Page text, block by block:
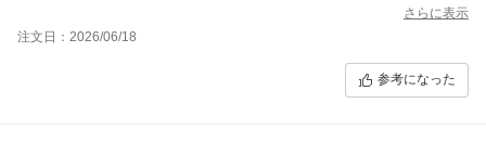
さらに表示
注文日：2026/06/18
参考になった